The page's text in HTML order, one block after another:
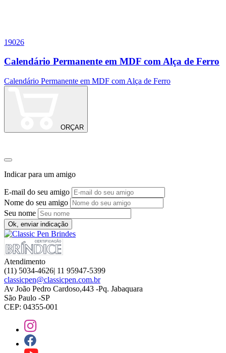
19026
Calendário Permanente em MDF com Alça de Ferro
Calendário Permanente em MDF com Alça de Ferro
ORÇAR
Indicar para um amigo
E-mail do seu amigo
Nome do seu amigo
Seu nome
Ok, enviar indicação
Atendimento
(11) 5034-4626| 11 95947-5399
classicpen@classicpen.com.br
Av João Pedro Cardoso,443 -Pq. Jabaquara
São Paulo -SP
CEP: 04355-001